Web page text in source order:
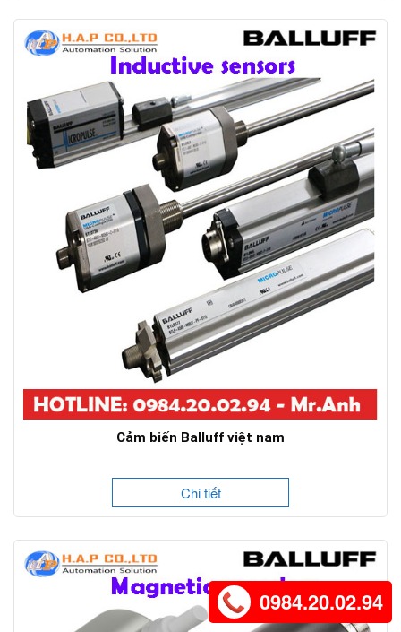
Cảm biến Balluff việt nam
Chi tiết
0984.20.02.94